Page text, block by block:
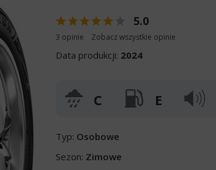
5.0
3 opinie Zobacz wszystkie opinie
Data produkcji: 2024
C E
Typ: Osobowe
Sezon: Zimowe